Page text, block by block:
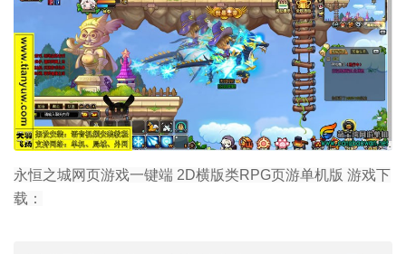
永恒之城网页游戏一键端 2D横版类RPG页游单机版 游戏下
载：